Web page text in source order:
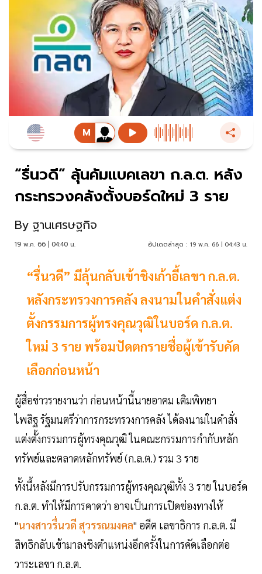
“รื่นวดี” ลุ้นคัมแบคเลขา ก.ล.ต. หลัง
กระทรวงคลังตั้งบอร์ดใหม่ 3 ราย
By ฐานเศรษฐกิจ
19 พ.ค. 66 | 04:40 น. อัปเดตล่าสุด : 19 พ.ค. 66 | 04:43 น.
“รื่นวดี” มีลุ้นกลับเข้าชิงเก้าอี้เลขา ก.ล.ต.
หลังกระทรวงการคลัง ลงนามในคำสั่งแต่ง
ตั้งกรรมการผู้ทรงคุณวุฒิในบอร์ด ก.ล.ต.
ใหม่ 3 ราย พร้อมปัดตกรายชื่อผู้เข้ารับคัด
เลือกก่อนหน้า
ผู้สื่อข่าวรายงานว่า ก่อนหน้านี้นายอาคม เติมพิทยา
ไพสิฐ รัฐมนตรีว่าการกระทรวงการคลัง ได้ลงนามในคำสั่ง
แต่งตั้งกรรมการผู้ทรงคุณวุฒิ ในคณะกรรมการกำกับหลัก
ทรัพย์และตลาดหลักทรัพย์ (ก.ล.ต.) รวม 3 ราย
ทั้งนี้หลังมีการปรับกรรมการผู้ทรงคุณวุฒิทั้ง 3 ราย ในบอร์ด
ก.ล.ต. ทำให้มีการคาดว่า อาจเป็นการเปิดช่องทางให้
"นางสาวรื่นวดี สุวรรณมงคล" อดีต เลขาธิการ ก.ล.ต. มี
สิทธิกลับเข้ามาลงชิงตำแหน่งอีกครั้งในการคัดเลือกต่อ
วาระเลขา ก.ล.ต.